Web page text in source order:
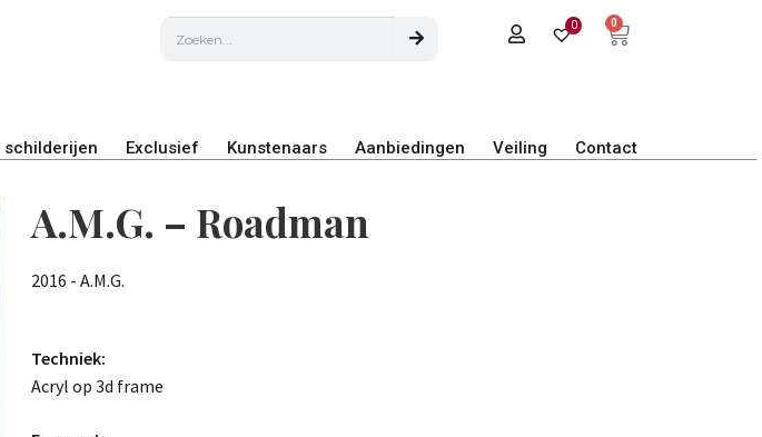
0 0
schilderijen Exclusief Kunstenaars Aanbiedingen Veiling Contact
A.M.G. – Roadman
2016 - A.M.G.
Techniek:
Acryl op 3d frame